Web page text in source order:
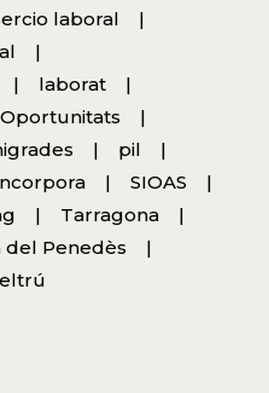
laboral
laborat
Oportunitats
pil
SIOAS
Tarragona
del Penedès